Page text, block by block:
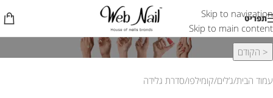
Skip to navigation
Skip to main content
תפריט סדרת גלידה
< הקודם
עמוד הבית ג’לים קומילפו סדרת גלידה